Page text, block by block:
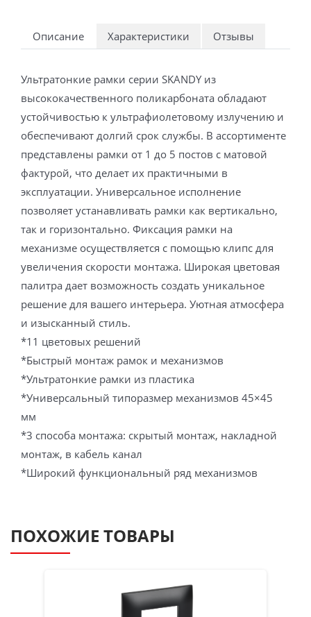
Описание Характеристики Отзывы
Ультратонкие рамки серии SKANDY из
высококачественного поликарбоната обладают
устойчивостью к ультрафиолетовому излучению и
обеспечивают долгий срок службы. В ассортименте
представлены рамки от 1 до 5 постов с матовой
фактурой, что делает их практичными в
эксплуатации. Универсальное исполнение
позволяет устанавливать рамки как вертикально,
так и горизонтально. Фиксация рамки на
механизме осуществляется с помощью клипс для
увеличения скорости монтажа. Широкая цветовая
палитра дает возможность создать уникальное
решение для вашего интерьера. Уютная атмосфера
и изысканный стиль.
*11 цветовых решений
*Быстрый монтаж рамок и механизмов
*Ультратонкие рамки из пластика
*Универсальный типоразмер механизмов 45×45
мм
*3 способа монтажа: скрытый монтаж, накладной
монтаж, в кабель канал
*Широкий функциональный ряд механизмов
ПОХОЖИЕ ТОВАРЫ